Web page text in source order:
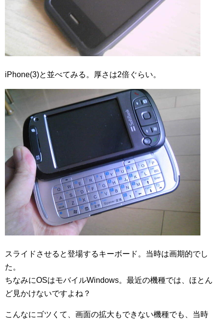
iPhone(3)と並べてみる。厚さは2倍ぐらい。
スライドさせると登場するキーボード。当時は画期的でし
た。
ちなみにOSはモバイルWindows。最近の機種では、ほとん
ど見かけないですよね？
こんなにゴツくて、画面の拡大もできない機種でも、当時